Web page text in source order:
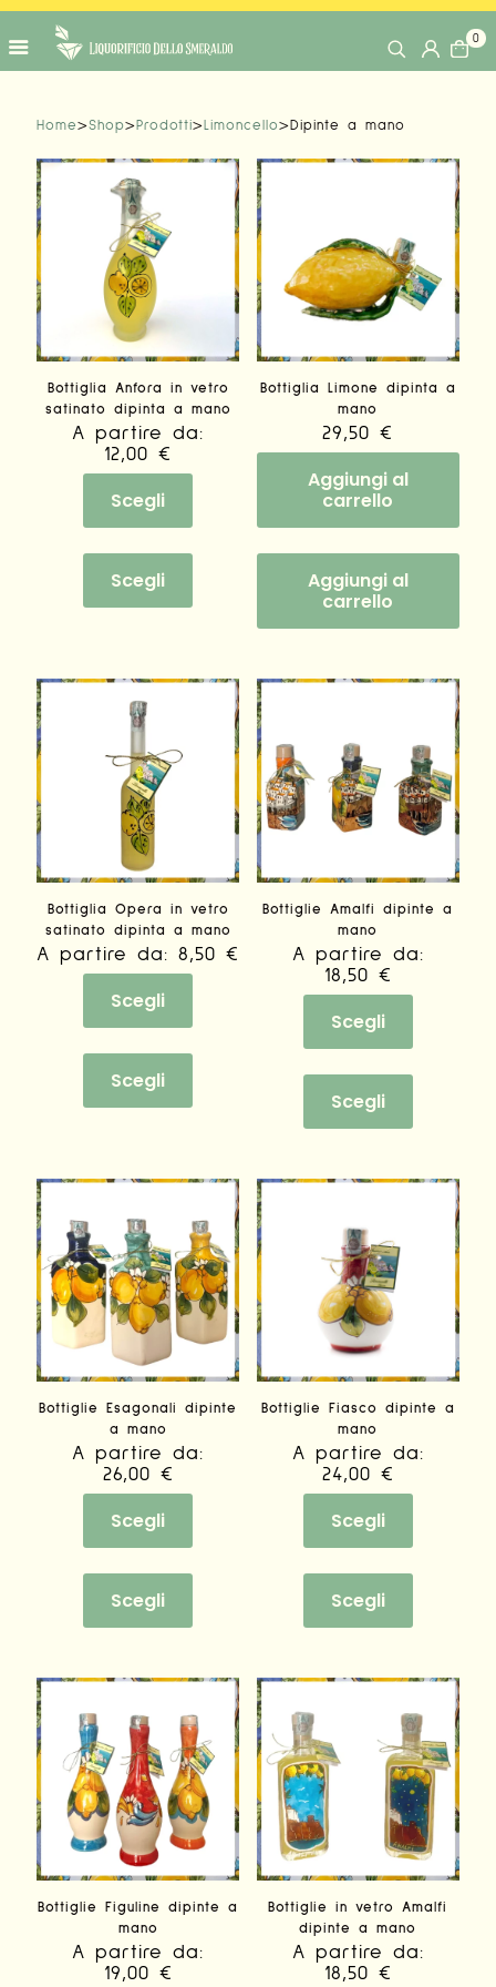
0
Home>Shop>Prodotti>Limoncello>Dipinte a mano
Bottiglia Anfora in vetro
satinato dipinta a mano
A partire da:
12,00€
Scegli
Scegli
possono
essere
scelte
prodotto
Bottiglia Limone dipinta a
mano
29,50€
Aggiungi al
carrello
Aggiungi al
carrello
Bottiglia Opera in vetro
satinato dipinta a mano
A partire da:8,50€
Scegli
Scegli
possono
essere
scelte
nella
pagina
del
prodotto
Bottiglie Amalfi dipinte a
mano
A partire da:
18,50 €
Scegli
Scegli
più
opzioni
possono
essere
scelte
Bottiglie Esagonali dipinte
a mano
A partire da:
26,00 €
Scegli
Scegli
opzioni
possono
essere
scelte
nella
pagina
del
prodotto
Bottiglie Fiasco dipinte a
mano
A partire da:
24,00 €
Scegli
Scegli
più
opzioni
possono
essere
scelte
nella
pagina
del
prodotto
Bottiglie Figuline dipinte a
mano
A partire da:
19,00 €
Bottiglie in vetro Amalfi
dipinte a mano
A partire da:
18,50 €